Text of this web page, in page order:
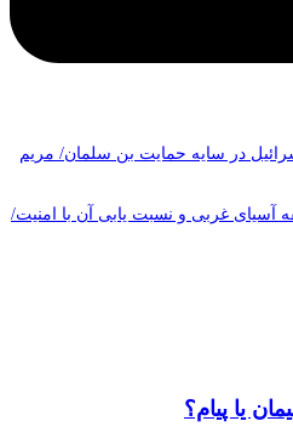
در سایه حمایت بن سلمان/ مریم
آسیای غربی و نسبت یابی آن با امنیت/
یا پیام؟